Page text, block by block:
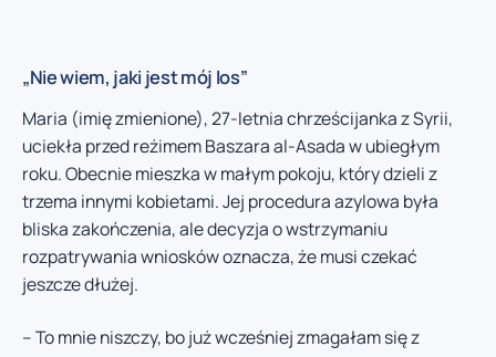
„Nie wiem, jaki jest mój los”
Maria (imię zmienione), 27-letnia chrześcijanka z Syrii,
uciekła przed reżimem Baszara al-Asada w ubiegłym
roku. Obecnie mieszka w małym pokoju, który dzieli z
trzema innymi kobietami. Jej procedura azylowa była
bliska zakończenia, ale decyzja o wstrzymaniu
rozpatrywania wniosków oznacza, że musi czekać
jeszcze dłużej.
– To mnie niszczy, bo już wcześniej zmagałam się z